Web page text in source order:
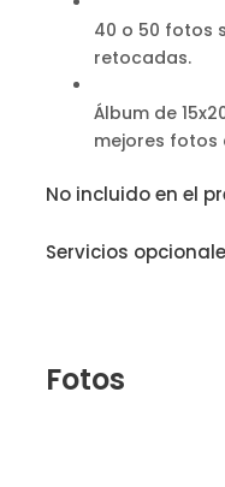
40 o 50 fotos
retocadas.
Álbum de
mejores fotos
No incluido en el
Servicios
Fotos